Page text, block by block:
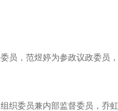
员，范煜婷为参政议政委员
织委员兼内部监督委员，乔